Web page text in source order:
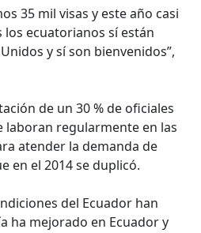
35 mil visas y este año casi
los ecuatorianos sí están
y sí son bienvenidos”,
de un 30 % de oficiales
laboran regularmente en las
atender la demanda de
en el 2014 se duplicó.
del Ecuador han
ha mejorado en Ecuador y